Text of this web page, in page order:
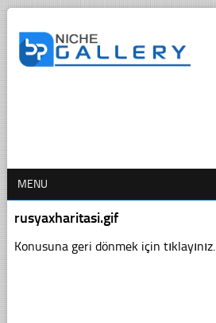
MENU
rusyaxharitasi.gif
Konusuna geri dönmek için tıklayınız.